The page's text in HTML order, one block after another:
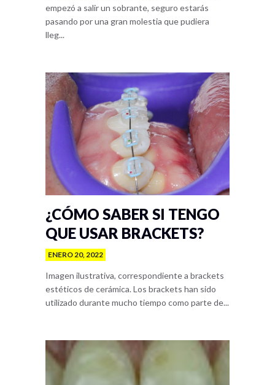
empezó a salir un sobrante, seguro estarás
pasando por una gran molestia que pudiera
lleg...
¿CÓMO SABER SI TENGO
QUE USAR BRACKETS?
ENERO 20, 2022
Imagen ilustrativa, correspondiente a brackets
estéticos de cerámica. Los brackets han sido
utilizado durante mucho tiempo como parte de...